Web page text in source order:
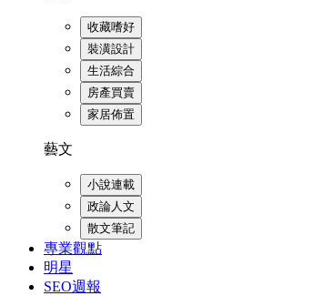
收藏嗜好
裝潢設計
生活綜合
房產買賣
家居佈置
藝文
小說連載
政論人文
散文筆記
專業觀點
明星
SEO週報